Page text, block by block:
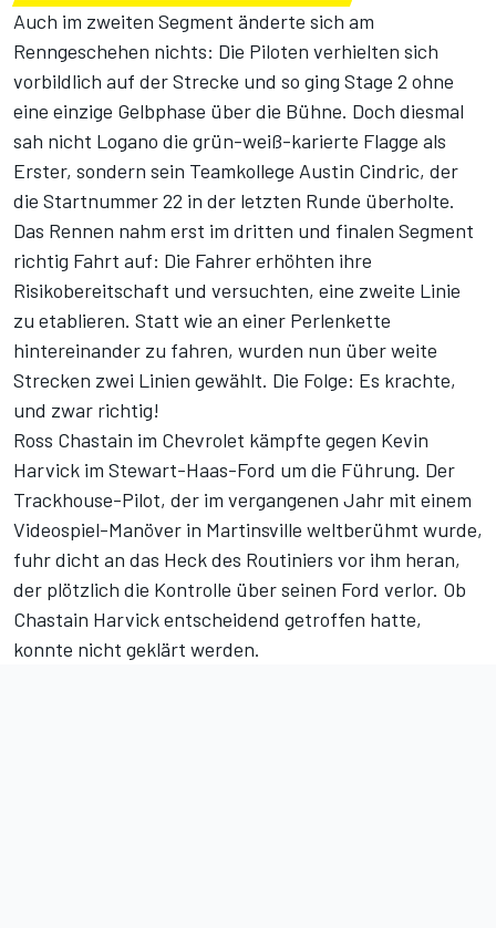
Auch im zweiten Segment änderte sich am
Renngeschehen nichts: Die Piloten verhielten sich
vorbildlich auf der Strecke und so ging Stage 2 ohne
eine einzige Gelbphase über die Bühne. Doch diesmal
sah nicht Logano die grün-weiß-karierte Flagge als
Erster, sondern sein Teamkollege Austin Cindric, der
die Startnummer 22 in der letzten Runde überholte.
Das Rennen nahm erst im dritten und finalen Segment
richtig Fahrt auf: Die Fahrer erhöhten ihre
Risikobereitschaft und versuchten, eine zweite Linie
zu etablieren. Statt wie an einer Perlenkette
hintereinander zu fahren, wurden nun über weite
Strecken zwei Linien gewählt. Die Folge: Es krachte,
und zwar richtig!
Ross Chastain im Chevrolet kämpfte gegen Kevin
Harvick im Stewart-Haas-Ford um die Führung. Der
Trackhouse-Pilot, der im vergangenen Jahr mit einem
Videospiel-Manöver in Martinsville weltberühmt wurde,
fuhr dicht an das Heck des Routiniers vor ihm heran,
der plötzlich die Kontrolle über seinen Ford verlor. Ob
Chastain Harvick entscheidend getroffen hatte,
konnte nicht geklärt werden.